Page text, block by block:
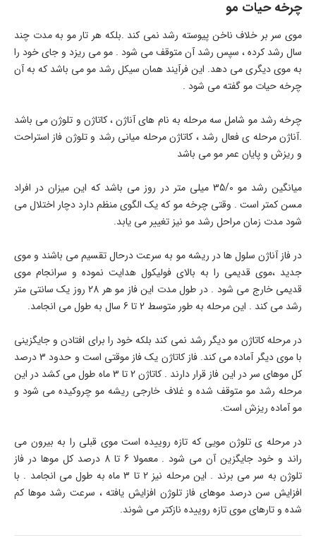
چرخه حیات مو
موی سر بر خلاف ناخن پیوسته رشد نمی کند .بلکه هر تار مو به مدت چند
سال رشد کرده ، سپس رشد آن متوقف می شود . مو می ریزد و جای خود را
به موی دیگری می دهد. این فرآیند همان سیکل رشد مو می باشد که به آن
چرخه حیات مو گفته می شود .
چرخه رشد مو شامل سه مرحله به نام های آناژن ، کاتاژن و تلوژن می باشد
.آناژن مرحله ی فعال رشد ، کاتاژن مرحله میانی رشد و تلوژن فاز استراحت
و ریزش و پایان عمر مو می باشد
میانگین رشد مو 35/0 میلی متر در روز می باشد که این میزان در افراد
مسن کمتر است . وقتی چرخه مو که یک الگوی منظم دارد دچار اختلال می
شود مدت زمان مراحل رشد مو نیز تغییر می یابد.
در فاز آناژن سلول ها در ریشه مو به سرعت درحال تقسیم می باشند و موی
جدید ،موی قدیمی را به بالای فولیکول هدایت نموده و سرانجام موی
قدیمی خارج می شود . در طول مدت این فاز مو هر 28 روز یک سانتی متر
رشد می کند . این مرحله به طور متوسط 2 تا 6 سال به طول می انجامد.
در مرحله کاتاژن مو دیگر رشد نمی کند بلکه خود را برای افتادن و جایگزینی
با موی دیگر آماده می کند. فاز کاتاژن یک فاز موقتی است و حدود 3 درصد
کل موهای سر در این فاز قرار دارند . کاتاژن 2 تا 3 ماه طول می کشد در این
مرحله رشد مو متوقف شده و غلاف خارجی ریشه مو چروکیده می شود و
مو آماده ریزش است.
در مرحله ی تلوژن مویی که تازه روییده است موی قبلی را به بیرون می
راند و خود جایگزین آن می شود . معمولا 6 تا 8 درصد کل موها در فاز
تلوژن به سر می برند . این مرحله نیز 2 تا 3 ماه به طول می انجامد . با
افزایش سن درصد موهای فاز تلوژن افزایش یافته ، سرعت رشد موها کم
شده و تارهای موی تازه روییده نازکتر می شوند.